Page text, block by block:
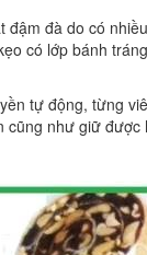
đậm đà do có
có lớp bánh
tự động, từng
cũng như giữ được